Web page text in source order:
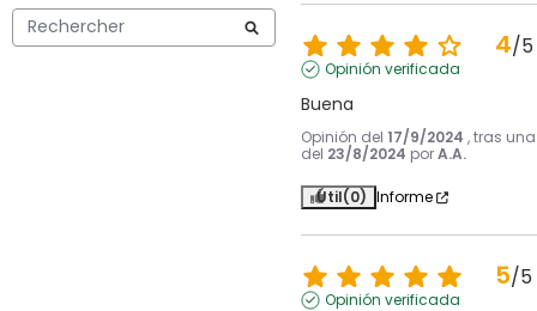
4/5
Opinión verificada
Buena
Opinión del 17/9/2024 , tras
del 23/8/2024 porA.A.
Útil(0) Informe
5/5
Opinión verificada